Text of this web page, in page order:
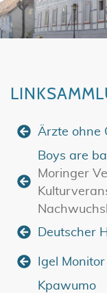
Ärzte ohne
Boys are
Moringer
Deutscher
Igel Monitor
Kpawumo